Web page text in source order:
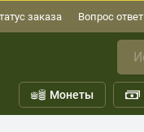
заказа Вопрос ответ
Монеты